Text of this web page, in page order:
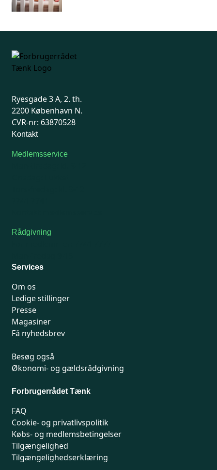
Ryesgade 3 A, 2. th.
2200 København N.
CVR-nr: 63870528
Kontakt
Medlemsservice
Rådgivning
Services
Om os
Ledige stillinger
Presse
Magasiner
Få nyhedsbrev
Besøg også
Økonomi- og gældsrådgivning
Forbrugerrådet Tænk
FAQ
Cookie- og privatlivspolitik
Købs- og medlemsbetingelser
Tilgængelighed
Tilgængelighedserklæring